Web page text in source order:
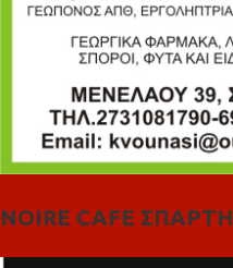
NOIRE CAFE ΣΠΑΡΤΗ